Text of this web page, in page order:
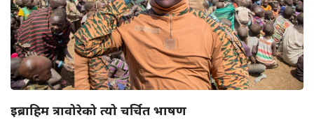
इब्राहिम त्रावोरेको त्यो चर्चित भाषण